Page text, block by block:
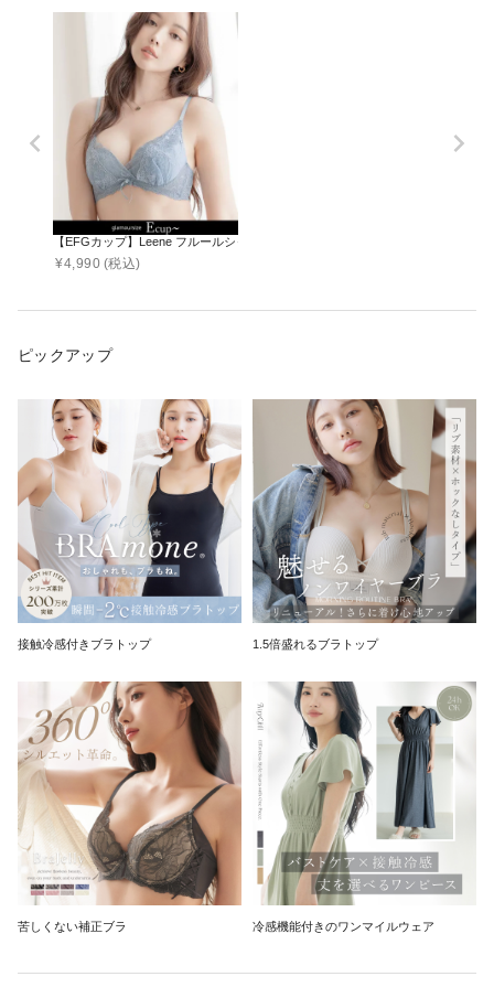
【EFGカップ】Leene フルールシャワーカシュクールブラ【ブラ単品】 / 痛くな
¥4,990 (税込)
ピックアップ
接触冷感付きブラトップ 1.5倍盛れるブラトップ
苦しくない補正ブラ 冷感機能付きのワンマイルウェア